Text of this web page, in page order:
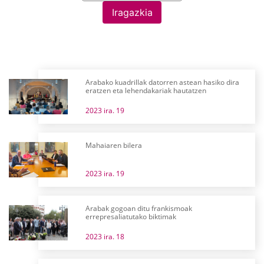
Iragazkia
Arabako kuadrillak datorren astean hasiko dira
eratzen eta lehendakariak hautatzen
2023 ira. 19
Mahaiaren bilera
2023 ira. 19
Arabak gogoan ditu frankismoak
errepresaliatutako biktimak
2023 ira. 18